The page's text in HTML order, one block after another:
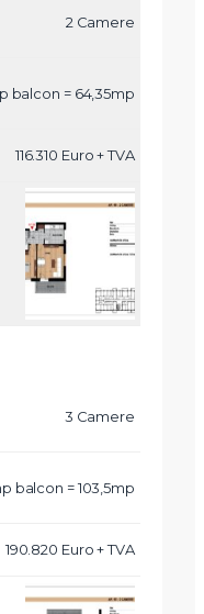
2 Camere
balcon = 64,35mp
116.310 Euro + TVA
3 Camere
balcon = 103,5mp
190.820 Euro + TVA